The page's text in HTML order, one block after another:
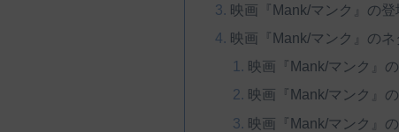
映画『Mank/マンク』の登
映画『Mank/マンク』の
映画『Mank/マンク』
映画『Mank/マンク』
映画『Mank/マンク』